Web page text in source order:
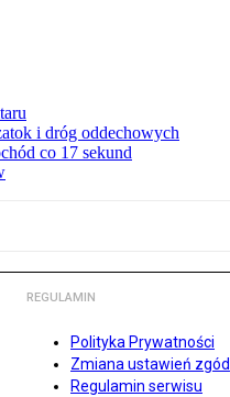
i dróg oddechowych
co 17 sekund
REGULAMIN
Polityka Prywatności
Zmiana ustawień zgód
Regulamin serwisu